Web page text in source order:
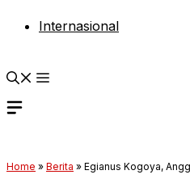
Internasional
Home » Berita » Egianus Kogoya,